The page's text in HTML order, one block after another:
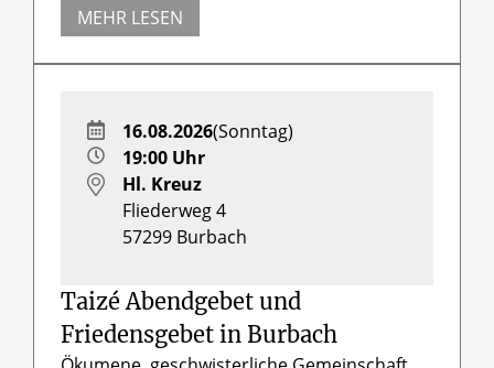
MEHR LESEN
Taizé Abendgebet und
Friedensgebet in Burbach
16.08.2026(Sonntag)
19:00 Uhr
Hl. Kreuz
Fliederweg 4
57299 Burbach